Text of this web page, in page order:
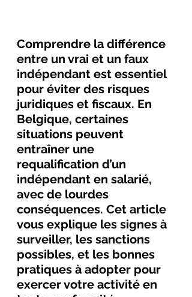
Comprendre la différence
entre un vrai et un faux
indépendant est essentiel
pour éviter des risques
juridiques et fiscaux. En
Belgique, certaines
situations peuvent
entraîner une
requalification d’un
indépendant en salarié,
avec de lourdes
conséquences. Cet article
vous explique les signes à
surveiller, les sanctions
possibles, et les bonnes
pratiques à adopter pour
exercer votre activité en